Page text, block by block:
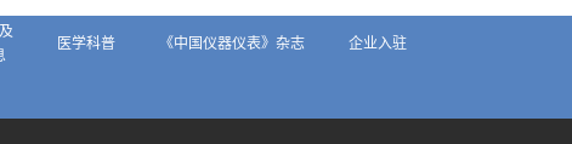
医学科普 《中国仪器仪表》杂志 企业入驻